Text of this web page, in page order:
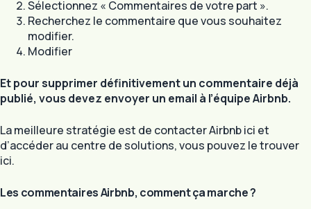
Sélectionnez « Commentaires de votre part ».
Recherchez le commentaire que vous souhaitez
modifier.
Modifier
Et pour supprimer définitivement un commentaire déjà
publié, vous devez envoyer un email à l’équipe Airbnb.
La meilleure stratégie est de contacter Airbnb ici et
d’accéder au centre de solutions, vous pouvez le trouver
ici.
Les commentaires Airbnb, comment ça marche ?